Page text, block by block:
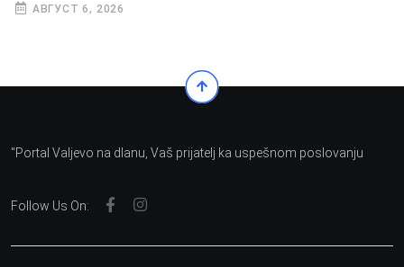
АВГУСТ 6, 2026
"Portal Valjevo na dlanu, Vaš prijatelj ka uspešnom poslovanju
Follow Us On: